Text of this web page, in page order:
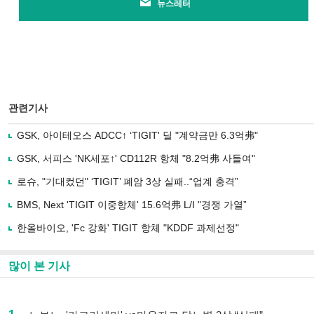
뉴스레터
관련기사
GSK, 아이테오스 ADCC↑ ‘TIGIT' 딜 "계약금만 6.3억弗"
GSK, 서피스 'NK세포↑' CD112R 항체 "8.2억弗 사들여"
로슈, "기대컸던" ‘TIGIT’ 폐암 3상 실패..“업계 충격”
BMS, Next 'TIGIT 이중항체' 15.6억弗 L/I "경쟁 가열”
한올바이오, 'Fc 강화' TIGIT 항체 "KDDF 과제선정"
많이 본 기사